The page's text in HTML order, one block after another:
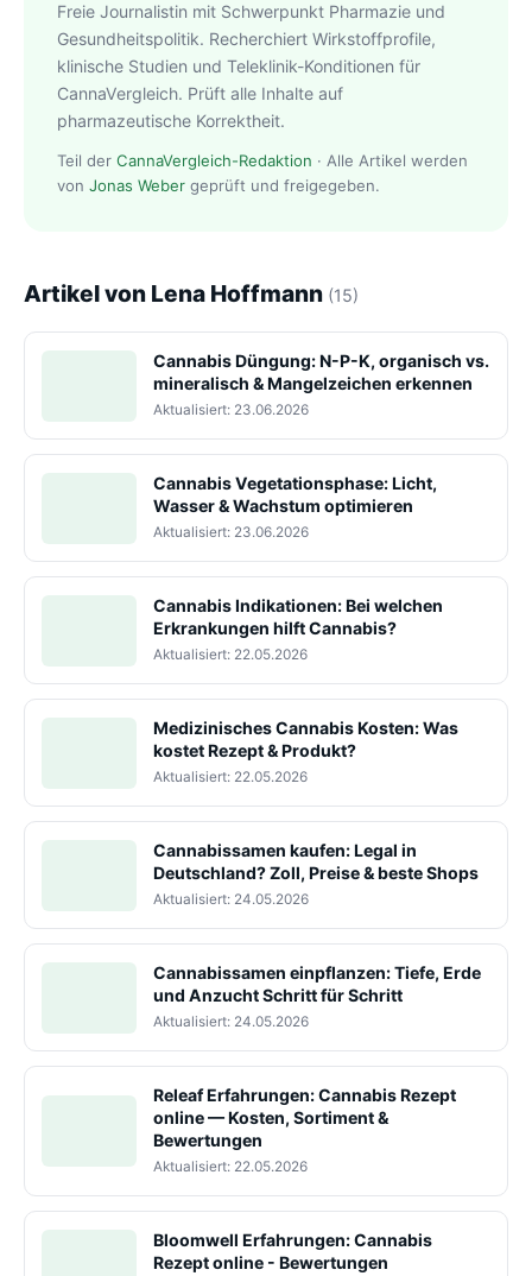
Freie Journalistin mit Schwerpunkt Pharmazie und
Gesundheitspolitik. Recherchiert Wirkstoffprofile,
klinische Studien und Teleklinik-Konditionen für
CannaVergleich. Prüft alle Inhalte auf
pharmazeutische Korrektheit.
Teil der CannaVergleich-Redaktion · Alle Artikel werden
von Jonas Weber geprüft und freigegeben.
Artikel von Lena Hoffmann (15)
Cannabis Düngung: N-P-K, organisch vs.
mineralisch & Mangelzeichen erkennen
Aktualisiert: 23.06.2026
Cannabis Vegetationsphase: Licht,
Wasser & Wachstum optimieren
Aktualisiert: 23.06.2026
Cannabis Indikationen: Bei welchen
Erkrankungen hilft Cannabis?
Aktualisiert: 22.05.2026
Medizinisches Cannabis Kosten: Was
kostet Rezept & Produkt?
Aktualisiert: 22.05.2026
Cannabissamen kaufen: Legal in
Deutschland? Zoll, Preise & beste Shops
Aktualisiert: 24.05.2026
Cannabissamen einpflanzen: Tiefe, Erde
und Anzucht Schritt für Schritt
Aktualisiert: 24.05.2026
Releaf Erfahrungen: Cannabis Rezept
online — Kosten, Sortiment &
Bewertungen
Aktualisiert: 22.05.2026
Bloomwell Erfahrungen: Cannabis
Rezept online - Bewertungen